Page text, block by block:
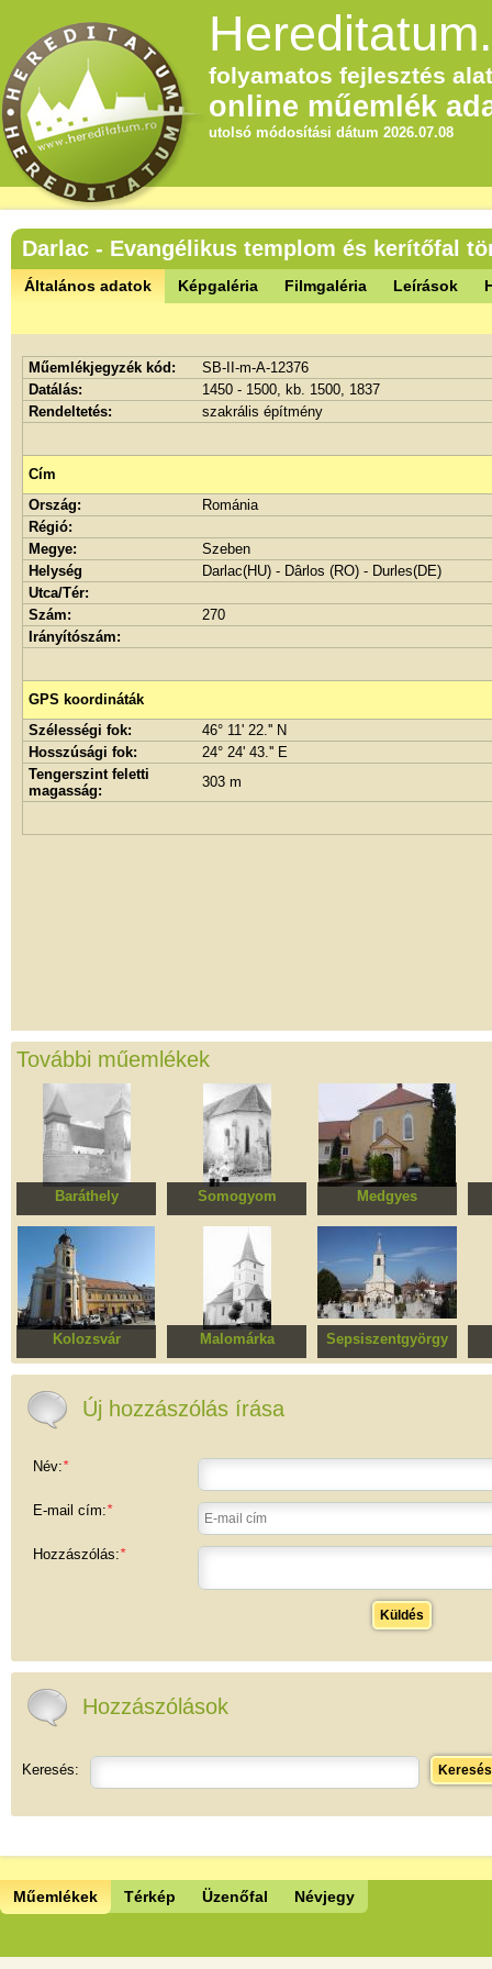
folyamatos fejlesztés
online műemlék
utolsó módosítási dátum 2026.07.08
Darlac - Evangélikus templom és kerítőfal
Általános adatok Képgaléria Filmgaléria Leírások
Műemlékjegyzék kód:
SB-II-m-A-12376
Datálás:
1450 - 1500, kb. 1500, 1837
Rendeltetés:
szakrális építmény
Cím
Ország:
Románia
Régió:
Megye:
Szeben
Helység
Darlac(HU) - Dârlos (RO) - Durles(DE)
Utca/Tér:
Szám:
270
Irányítószám:
GPS koordináták
Szélességi fok:
46° 11' 22.'' N
Hosszúsági fok:
24° 24' 43.'' E
Tengerszint feletti
magasság:
303 m
További műemlékek
Baráthely
Erődített evangélikus
templomegyüttes
Somogyom
Evangélikus templom
Medgyes
Egykori ferencesrendi
kolostor
Kolozsvár
Görög-katolikus
minorita templom és
kolostor
Malomárka
Egykori Evangélikus
Pünkösdista templom
Sepsiszentgyörgy
Ortodox templom
Új hozzászólás írása
Név:*
E-mail cím:*
Hozzászólás:*
Küldés
Hozzászólások
Keresés: Keresés
Műemlékek Térkép Üzenőfal Névjegy